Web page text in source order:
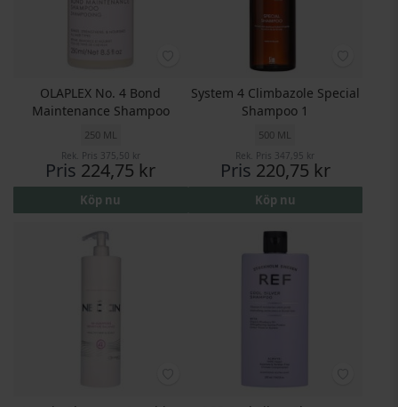
OLAPLEX No. 4 Bond
Maintenance Shampoo
250 ML
Rek. Pris 375,50 kr
Pris 224,75 kr
Köp nu
System 4 Climbazole Special
Shampoo 1
500 ML
Rek. Pris 347,95 kr
Pris 220,75 kr
Köp nu